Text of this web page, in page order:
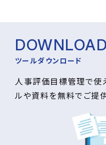
DOWNLOAD
ツールダウンロード
人事評価目標管理で使
ルや資料を無料でご提